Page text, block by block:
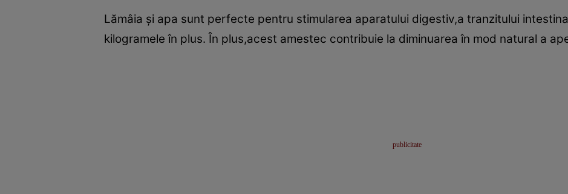
Lămâia şi apa sunt perfecte pentru stimularea aparatului digestiv,a tranzitului
kilogramele în plus. În plus,acest amestec contribuie la diminuarea în mod natural a